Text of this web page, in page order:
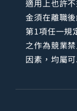
適用上也許
金須在離職
第1項任一規
之作為競業
因素，均屬